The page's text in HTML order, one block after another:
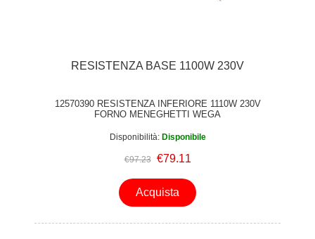
RESISTENZA BASE 1100W 230V
12570390 RESISTENZA INFERIORE 1110W 230V
FORNO MENEGHETTI WEGA
Disponibilità: Disponibile
€97.23 €79.11
Acquista